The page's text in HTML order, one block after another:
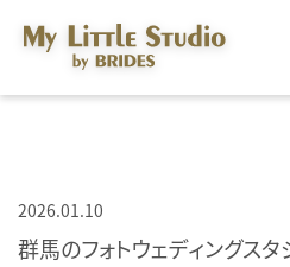
2026.01.10
群馬のフォトウェディングス